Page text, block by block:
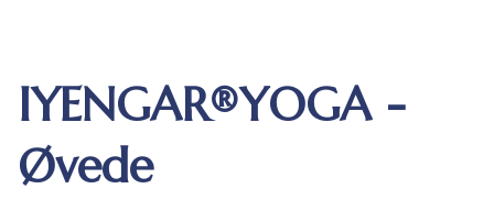
IYENGAR®YOGA -
Øvede